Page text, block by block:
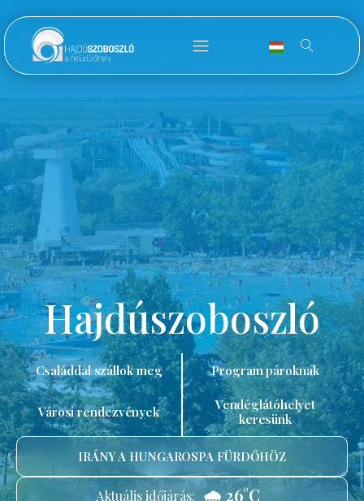
Hajdúszoboszló
Családdal szállok meg Program pároknak
Városi rendezvények
Vendéglátóhelyet
keresünk
IRÁNY A HUNGAROSPA FÜRDŐHÖZ
Aktuális időjárás: 🌧️ 26°C